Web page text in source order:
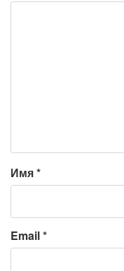
Имя*
Email*